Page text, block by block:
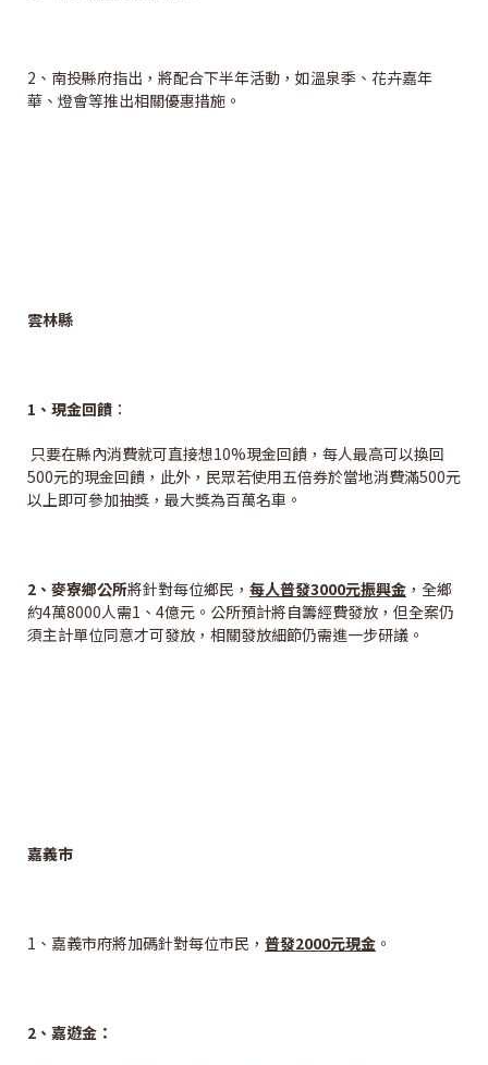
2、南投縣府指出，將配合下半年活動，如溫泉季、花卉嘉年
華、燈會等推出相關優惠措施。
雲林縣
1 、現金回饋 ：
只要在縣內消費就可直接想10%現金回饋，每人最高可以換回
500元的現金回饋，此外，民眾若使用五倍券於當地消費滿500元
以上即可參加抽獎，最大獎為百萬名車。
2 、麥寮鄉公所將針對每位鄉民， 每人普發3000元振興金 ，全鄉
約4萬8000人需1、4億元。公所預計將自籌經費發放，但全案仍
須主計單位同意才可發放，相關發放細節仍需進一步研議。
嘉義市
1、嘉義市府將加碼針對每位市民， 普發2000元現金 。
2 、嘉遊金：